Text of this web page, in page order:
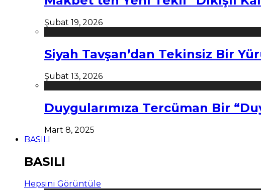
Şubat 19, 2026
Siyah Tavşan’dan Tekinsiz Bir
Şubat 13, 2026
Duygularımıza Tercüman Bir
Mart 8, 2025
BASILI
BASILI
Hepsini Görüntüle